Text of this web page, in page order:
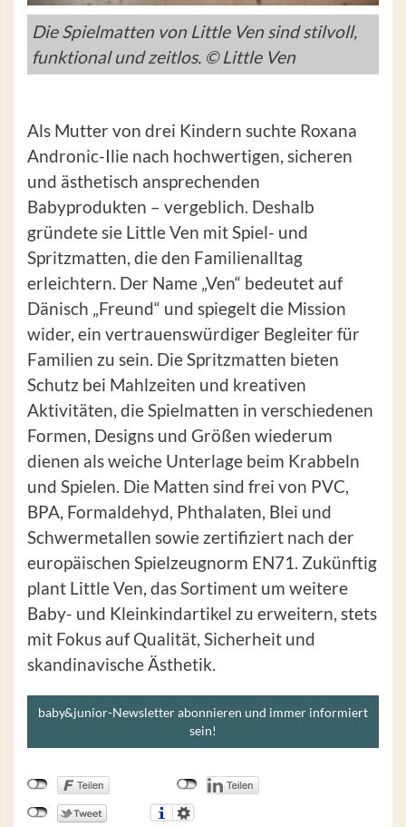
Die Spielmatten von Little Ven sind stilvoll,
funktional und zeitlos. © Little Ven
Als Mutter von drei Kindern suchte Roxana
Andronic-Ilie nach hochwertigen, sicheren
und ästhetisch ansprechenden
Babyprodukten – vergeblich. Deshalb
gründete sie Little Ven mit Spiel- und
Spritzmatten, die den Familienalltag
erleichtern. Der Name „Ven“ bedeutet auf
Dänisch „Freund“ und spiegelt die Mission
wider, ein vertrauenswürdiger Begleiter für
Familien zu sein. Die Spritzmatten bieten
Schutz bei Mahlzeiten und kreativen
Aktivitäten, die Spielmatten in verschiedenen
Formen, Designs und Größen wiederum
dienen als weiche Unterlage beim Krabbeln
und Spielen. Die Matten sind frei von PVC,
BPA, Formaldehyd, Phthalaten, Blei und
Schwermetallen sowie zertifiziert nach der
europäischen Spielzeugnorm EN71. Zukünftig
plant Little Ven, das Sortiment um weitere
Baby- und Kleinkindartikel zu erweitern, stets
mit Fokus auf Qualität, Sicherheit und
skandinavische Ästhetik.
baby&junior-Newsletter abonnieren und immer informiert
sein!